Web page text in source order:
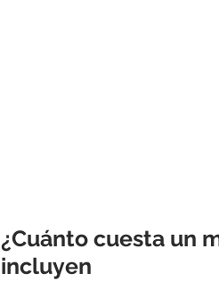
¿Cuánto cuesta un
incluyen